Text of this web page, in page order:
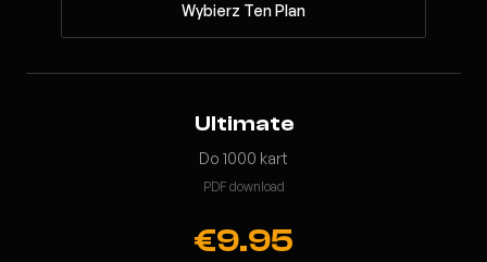
Wybierz Ten Plan
Ultimate
Do 1000 kart
PDF download
€9.95